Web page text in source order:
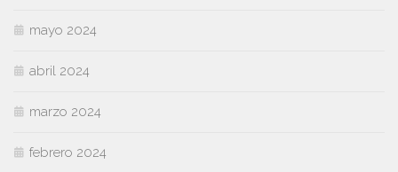
mayo 2024
abril 2024
marzo 2024
febrero 2024